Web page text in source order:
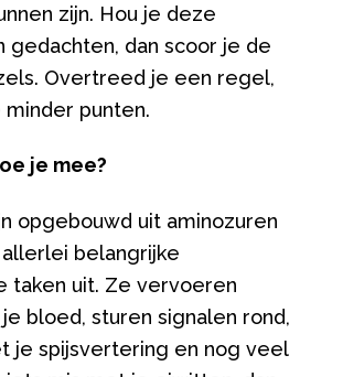
zijn. Hou je deze
gedachten, dan scoor je de
Overtreed je een regel,
minder punten.
je mee?
opgebouwd uit aminozuren
belangrijke
taken uit. Ze vervoeren
bloed, sturen signalen rond,
je spijsvertering en nog veel